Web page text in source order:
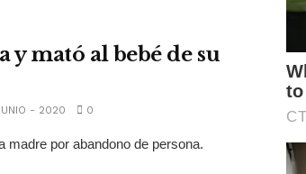
y mató al bebé de su
- 2020 0
madre por abandono de persona.